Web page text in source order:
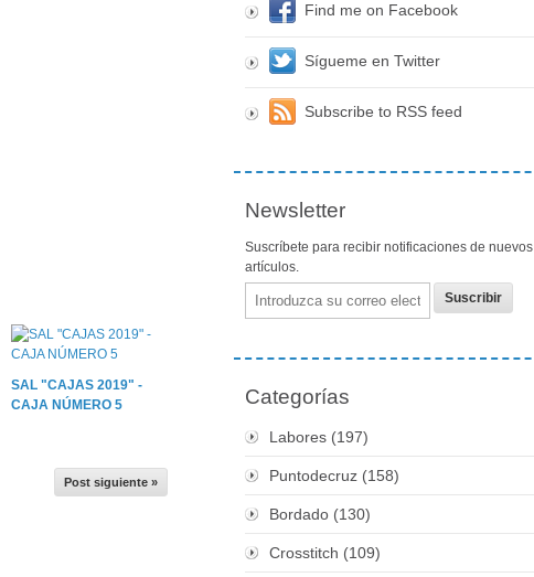
SAL "CAJAS 2019" -
CAJA NÚMERO 5
Post siguiente »
Find me on Facebook
Sígueme en Twitter
Subscribe to RSS feed
Newsletter
Suscríbete para recibir notificaciones de nuevos
artículos.
Email
Categorías
Labores (197)
Puntodecruz (158)
Bordado (130)
Crosstitch (109)